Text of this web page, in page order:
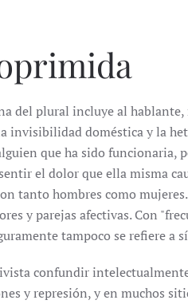
del plural incluye al
invisibilidad doméstica y la
que ha sido funcionaria,
el dolor que ella misma
tanto hombres como
y parejas afectivas. Con
tampoco se refiere a
confundir
y represión, y en muchos